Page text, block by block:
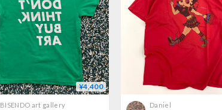
¥4,400
BISENDO art gallery Daniel